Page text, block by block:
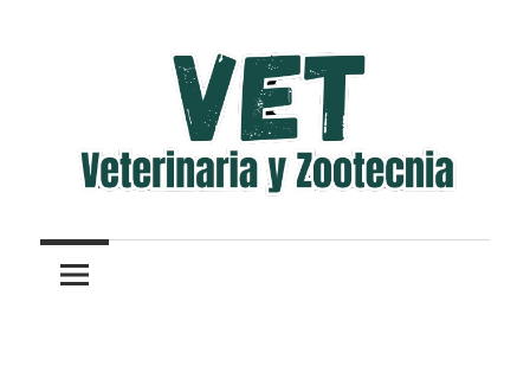
Veterinaria
y
y
Zootecnia